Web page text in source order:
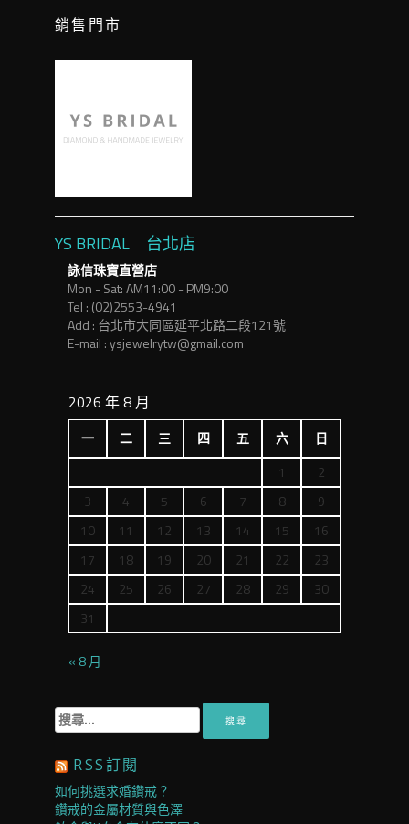
銷售門市
YS BRIDAL 台北店
詠信珠寶直營店
Mon - Sat: AM11:00 - PM9:00
Tel : (02)2553-4941
Add : 台北市大同區延平北路二段121號
E-mail : ysjewelrytw@gmail.com
2026 年 8 月
一 二 三 四 五 六
日
1
2
3
4 5 6 7 8
9
10
11 12 13 14 15
16
17
18 19 20 21 22
23
24
25 26 27 28 29
30
31
« 8 月
搜
尋
鍵
字:
RSS訂閱
如何挑選求婚鑽戒？
鑽戒的金屬材質與色澤